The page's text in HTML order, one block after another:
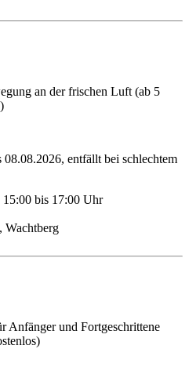
an der frischen Luft (ab 5
entfällt bei schlechtem
15:00 bis 17:00 Uhr
Wachtberg
Anfänger und Fortgeschrittene